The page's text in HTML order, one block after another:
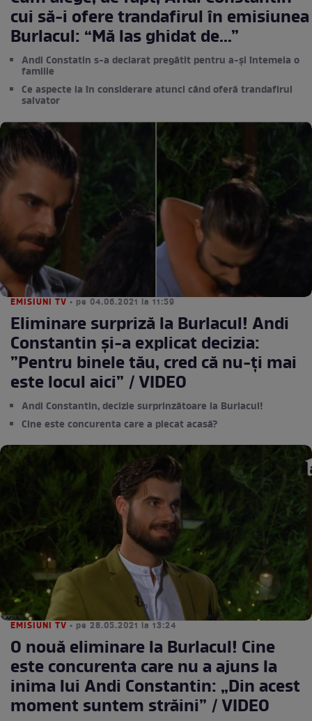
cui să-i ofere trandafirul în emisiunea
Burlacul: “Mă las ghidat de...”
Andi Constatin s-a declarat pregătit pentru a-și întemeia o
familie
Ce aspecte ia în considerare atunci când oferă trandafirul
salvator
EMISIUNI TV • pe 04.06.2021 la 11:59
Eliminare surpriză la Burlacul! Andi
Constantin și-a explicat decizia:
”Pentru binele tău, cred că nu-ți mai
este locul aici” / VIDEO
Andi Constantin, decizie surprinzătoare la Burlacul!
Cine este concurenta care a plecat acasă?
EMISIUNI TV • pe 28.05.2021 la 13:24
O nouă eliminare la Burlacul! Cine
este concurenta care nu a ajuns la
inima lui Andi Constantin: „Din acest
moment suntem străini” / VIDEO